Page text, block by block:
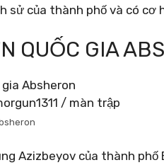
sử của thành phố và có cơ
QUỐC GIA
/ màn trập
Azizbeyov của thành